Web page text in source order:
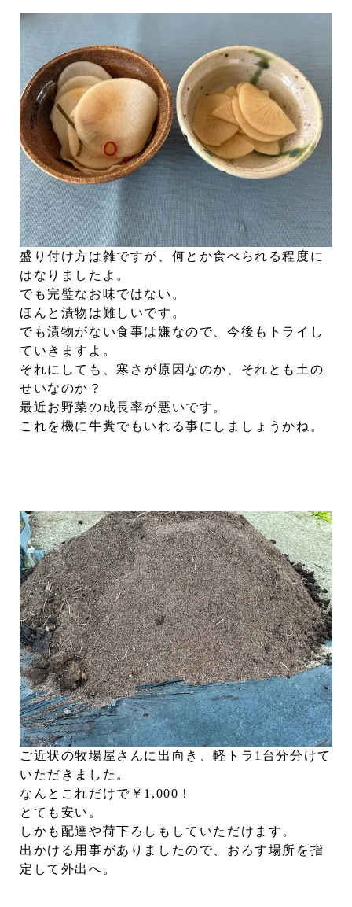
盛り付け方は雑ですが、何とか食べられる程度に
はなりましたよ。
でも完璧なお味ではない。
ほんと漬物は難しいです。
でも漬物がない食事は嫌なので、今後もトライし
ていきますよ。
それにしても、寒さが原因なのか、それとも土の
せいなのか？
最近お野菜の成長率が悪いです。
これを機に牛糞でもいれる事にしましょうかね。
ご近状の牧場屋さんに出向き、軽トラ1台分分けて
いただきました。
なんとこれだけで￥1,000！
とても安い。
しかも配達や荷下ろしもしていただけます。
出かける用事がありましたので、おろす場所を指
定して外出へ。